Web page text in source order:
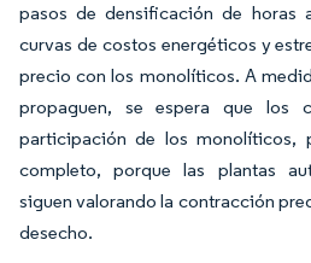
pasos de densificación de horas
curvas de costos energéticos y
precio con los monolíticos. A
propaguen, se espera que los
participación de los monolíticos,
completo, porque las plantas
siguen valorando la contracción
desecho.